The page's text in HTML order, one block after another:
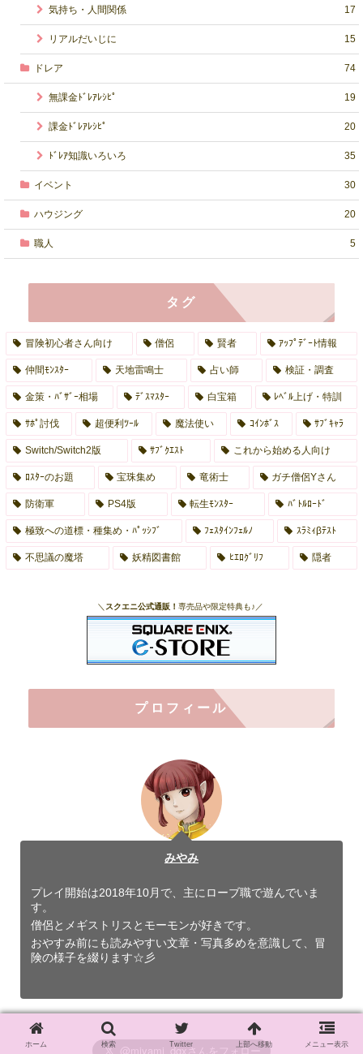
気持ち・人間関係 17
リアルだいじに 15
ドレア 74
無課金ﾄﾞﾚｱﾚｼﾋﾟ 19
課金ﾄﾞﾚｱﾚｼﾋﾟ 20
ﾄﾞﾚｱ知識いろいろ 35
イベント 30
ハウジング 20
職人 5
タグ
冒険初心者さん向け 僧侶 賢者 ｱｯﾌﾟﾃﾞｰﾄ情報
仲間ﾓﾝｽﾀｰ 天地雷鳴士 占い師 検証・調査
金策・ﾊﾞｻﾞｰ相場 ﾃﾞｽﾏｽﾀｰ 白宝箱 ﾚﾍﾞﾙ上げ・特訓
ｻﾎﾟ討伐 超便利ﾂｰﾙ 魔法使い ｺｲﾝﾎﾞｽ ｻﾌﾞｷｬﾗ
Switch/Switch2版 ｻﾌﾞｸｴｽﾄ これから始める人向け
ﾛｽﾀｰのお題 宝珠集め 竜術士 ガチ僧侶Yさん
防衛軍 PS4版 転生ﾓﾝｽﾀｰ ﾊﾞﾄﾙﾛｰﾄﾞ
極致への道標・種集め・ﾊﾟｯｼﾌﾞ ﾌｪｽﾀｲﾝﾌｪﾙﾉ ｽﾗﾐｨβﾃｽﾄ
不思議の魔塔 妖精図書館 ﾋｴﾛｸﾞﾘﾌ 隠者
＼ スクエニ公式通販！ 専売品や限定特典も♪／
プロフィール
みやみ
プレイ開始は2018年10月で、主にローブ職で遊んでいま
す。
僧侶とメギストリスとモーモンが好きです。
おやすみ前にも読みやすい文章・写真多めを意識して、冒
険の様子を綴ります☆彡
ホーム 検索 Twitter 上部へ移動 メニュー表示